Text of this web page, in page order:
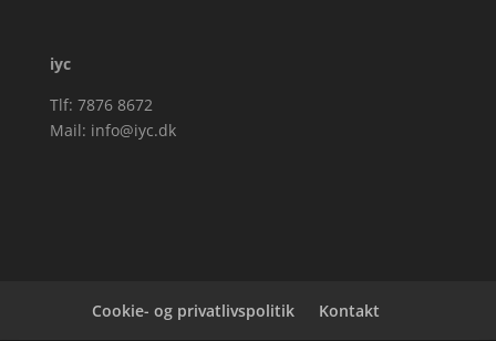
iyc
Tlf: 7876 8672
Mail: info@iyc.dk
Cookie- og privatlivspolitik Kontakt